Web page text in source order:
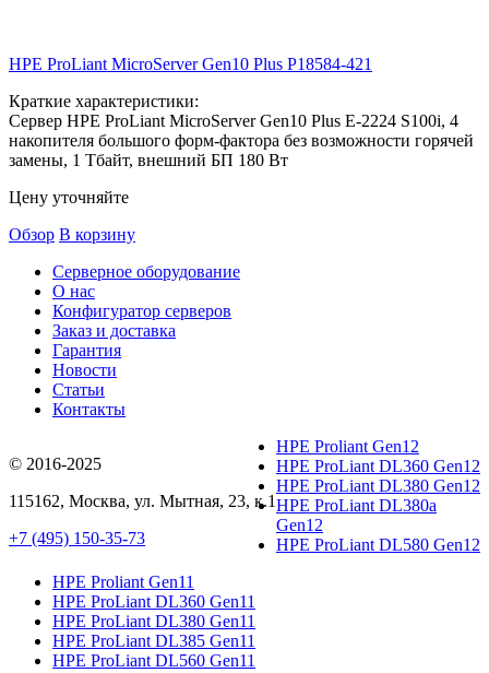
HPE ProLiant MicroServer Gen10 Plus P18584-421
Краткие характеристики:
Сервер HPE ProLiant MicroServer Gen10 Plus E-2224 S100i, 4
накопителя большого форм-фактора без возможности горячей
замены, 1 Тбайт, внешний БП 180 Вт
Цену уточняйте
Обзор В корзину
Серверное оборудование
О нас
Конфигуратор серверов
Заказ и доставка
Гарантия
Новости
Статьи
Контакты
© 2016-2025
115162, Москва, ул. Мытная, 23, к.1
+7 (495) 150-35-73
HPE Proliant Gen12
HPE ProLiant DL360 Gen12
HPE ProLiant DL380 Gen12
HPE ProLiant DL380a
Gen12
HPE ProLiant DL580 Gen12
HPE Proliant Gen11
HPE ProLiant DL360 Gen11
HPE ProLiant DL380 Gen11
HPE ProLiant DL385 Gen11
HPE ProLiant DL560 Gen11